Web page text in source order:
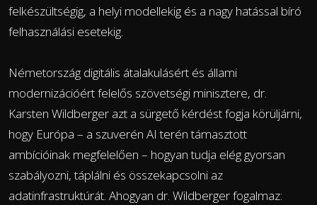
felkészültségig, a helyi modellekig és a nagy hatással bíró
felhasználási esetekig.
Németország digitális átalakulásért és állami
modernizációért felelős szövetségi minisztere, dr.
Karsten Wildberger azt a sürgető kérdést fogja körüljárni,
hogy Európa – a szuverén AI terén támasztott
ambícióinak megfelelően – hogyan tudja elég gyorsan
szabályozni, táplálni és összekapcsolni az
adatinfrastruktúrát. Ahogyan dr. Wildberger fogalmaz: